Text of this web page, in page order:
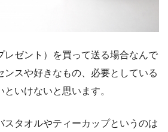
レゼント）を買って送る場合なんで
ンスや好きなもの、必要としている
いけないと思います。
スタオルやティーカップというのは